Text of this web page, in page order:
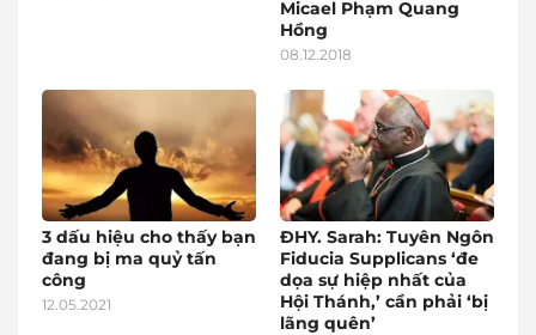
Micael Phạm Quang
Hồng
08.12.2018
3 dấu hiệu cho thấy bạn
đang bị ma quỷ tấn
công
12.05.2021
ĐHY. Sarah: Tuyên Ngôn
Fiducia Supplicans ‘đe
dọa sự hiệp nhất của
Hội Thánh,’ cần phải ‘bị
lãng quên’